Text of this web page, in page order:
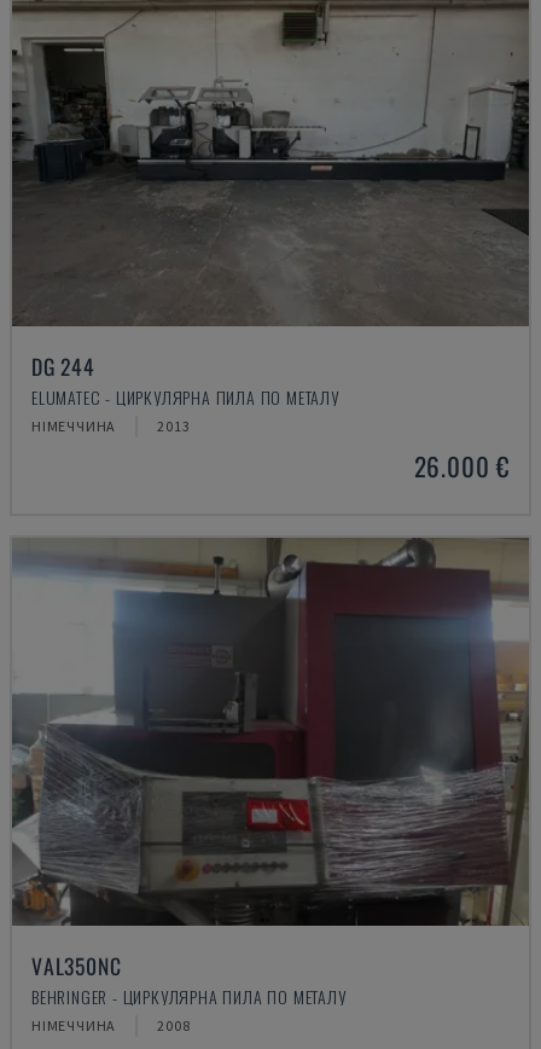
DG 244
ELUMATEC - ЦИРКУЛЯРНА ПИЛА ПО МЕТАЛУ
НІМЕЧЧИНА 2013
26.000 €
VAL350NC
BEHRINGER - ЦИРКУЛЯРНА ПИЛА ПО МЕТАЛУ
НІМЕЧЧИНА 2008